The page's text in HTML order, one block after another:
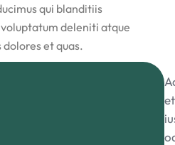
qui blanditiis
deleniti atque
et quas.
et